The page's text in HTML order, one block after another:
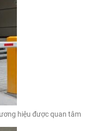
hiệu được quan tâm